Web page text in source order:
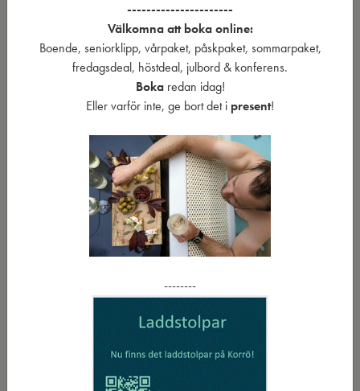
GF - Går att få glutenfritt mot förbeställning
LF- Går att få laktosfritt mot förbeställning
MF - Går att få mjölkfri mot förbeställning
VEG - Vegetarisk
Övrig spec.kost, vänligen ring oss 0470-34249
Snacks
Mammutholiver45:-
OstronFine de Claire 35:-/st
Ost & Charkför2 pers. 195:-
----------------------
Välkomna att boka online:
Boende, seniorklipp, vårpaket, påskpaket, sommarpaket,
fredagsdeal, höstdeal, julbord & konferens.
Bokaredan idag!
Eller varför inte, ge bort det i present!
--------